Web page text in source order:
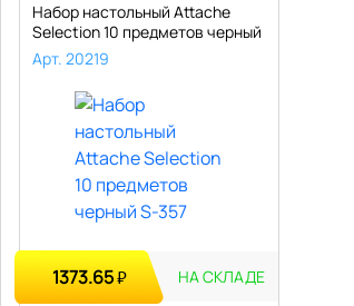
Набор настольный Attache
Selection 10 предметов черный
..
Арт. 20219
1373.65₽ НА СКЛАДЕ